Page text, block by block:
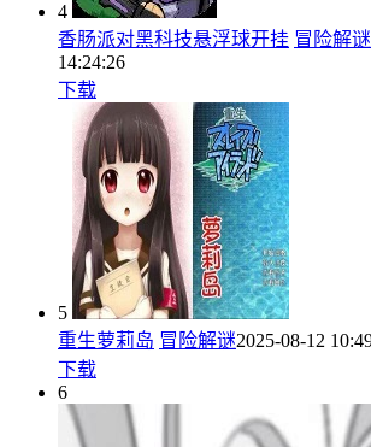
4
香肠派对黑科技悬浮球开挂 冒险解谜
14:24:26
下载
5
重生萝莉岛 冒险解谜2025-08-12
下载
6